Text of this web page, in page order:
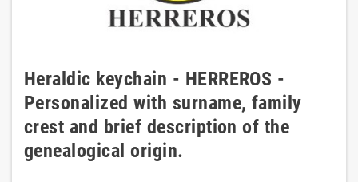
Heraldic keychain - HERREROS -
Personalized with surname, family
crest and brief description of the
genealogical origin.